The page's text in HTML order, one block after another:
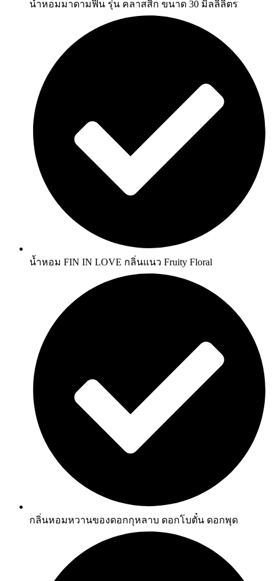
น้ำหอมมาดามฟิน รุ่น คลาสสิก ขนาด 30 มิลลิลิตร
น้ำหอม FIN IN LOVE กลิ่นแนว Fruity Floral
กลิ่นหอมหวานของดอกกุหลาบ ดอกโบตั๋น ดอกพุด